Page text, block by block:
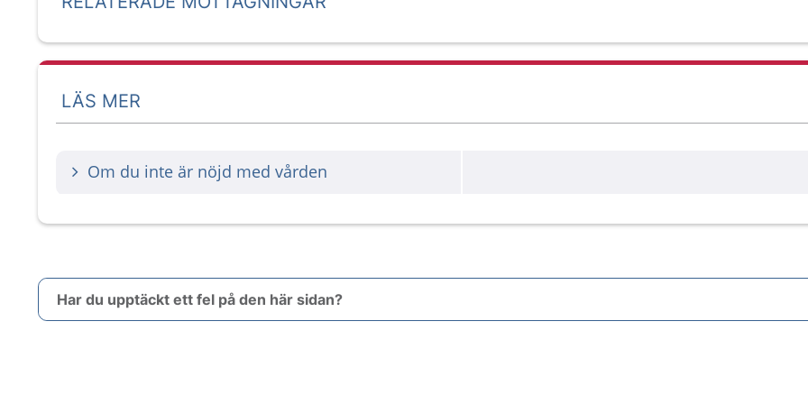
LÄS MER
Om du inte är nöjd med vården
Har du upptäckt ett fel på den här sidan?